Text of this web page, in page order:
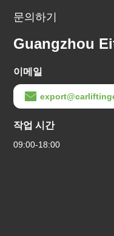
문의하기
Guangzhou
이메일
작업 시간
09:00-18:00